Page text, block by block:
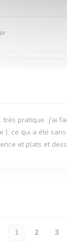
pratique...j'ai
ce qui a été
et plats et
1 2 3